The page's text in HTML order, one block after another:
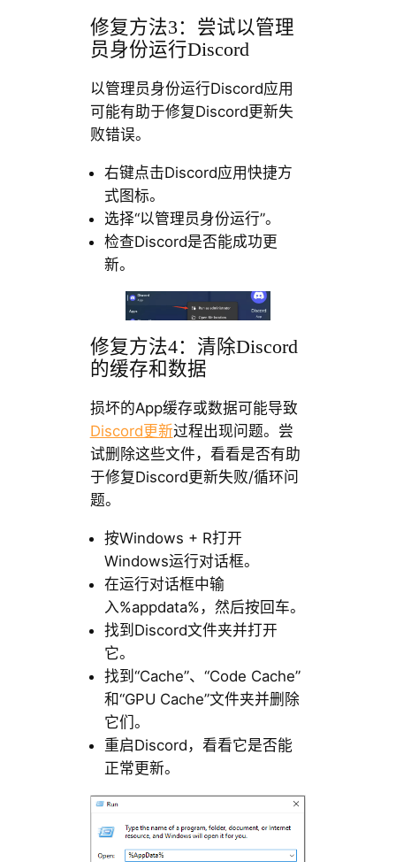
修复方法3：尝试以管理
员身份运行Discord
以管理员身份运行Discord应用
可能有助于修复Discord更新失
败错误。
右键点击Discord应用快捷方
式图标。
选择“以管理员身份运行”。
检查Discord是否能成功更
新。
修复方法4：清除Discord
的缓存和数据
损坏的App缓存或数据可能导致
Discord更新过程出现问题。尝
试删除这些文件，看看是否有助
于修复Discord更新失败/循环问
题。
按Windows + R打开
Windows运行对话框。
在运行对话框中输
入%appdata%，然后按回车。
找到Discord文件夹并打开
它。
找到“Cache”、“Code Cache”
和“GPU Cache”文件夹并删除
它们。
重启Discord，看看它是否能
正常更新。